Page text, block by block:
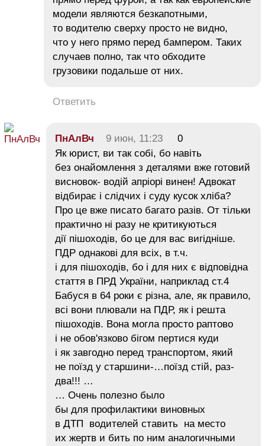
модели являются безкапотными,
то водителю сверху просто не видно,
что у него прямо перед бампером. Таких
случаев полно, так что обходите
грузовики подальше от них.
Ответить
ПнАлВч 9 июн, 11:23
0
Як юрист, ви так собі, бо навіть
без онайомлення з деталями вже готовий
висновок- водій апріорі винен! Адвокат
відбирає і слідчих і суду кусок хліба?
Про це вже писато багато разів. От тільки
практично ні разу не критикуються
дії пішоходів, бо це для вас вигідніше.
ПДР однакові для всіх, в т.ч.
і для пішоходів, бо і для них є відповідна
стаття в ПРД України, наприклад ст.4
Бабуся в 64 роки є різна, але, як правило,
всі вони плювали на ПДР, як і решта
пішоходів. Вона могла просто раптово
і не обов'язково бігом пертися куди
і як завгодно перед транспортом, який
не поїзд у старшини-…поїзд стій, раз-
два!!! …
… Очень полезно было
бы для профилактики виновных
в ДТП водителей ставить на место
их жертв и бить по ним аналогичными